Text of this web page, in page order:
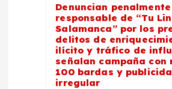
Denuncian
responsable de “Tu
Salamanca” por los
delitos de
ilícito y tráfico de
señalan campaña con
100 bardas y
irregular